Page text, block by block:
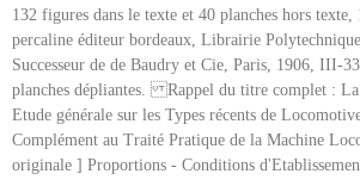
132 figures dans le texte et 40 planches hors
percaline éditeur bordeaux, Librairie
Successeur de de Baudry et Cie, Paris, 1906, III-
planches dépliantes. Rappel du titre complet :
Etude générale sur les Types récents de
Complément au Traité Pratique de la Machine
originale ] Proportions - Conditions